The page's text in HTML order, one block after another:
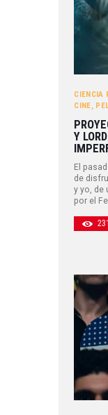
CIENCIA
CINE,
Y
El
de
y yo, de
por el
231